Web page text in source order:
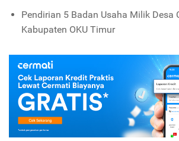
Pendirian 5 Badan Usaha Milik Desa
Kabupaten OKU Timur